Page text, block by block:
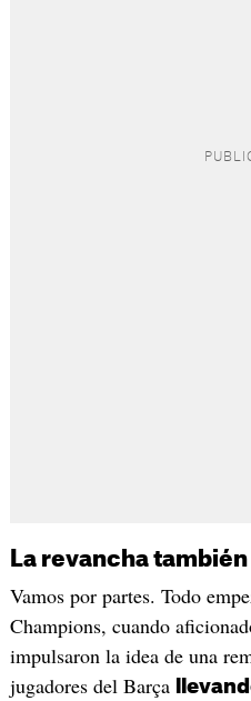
La revancha
Vamos por partes. Todo
Champions, cuando
impulsaron la idea de una
jugadores del Barça